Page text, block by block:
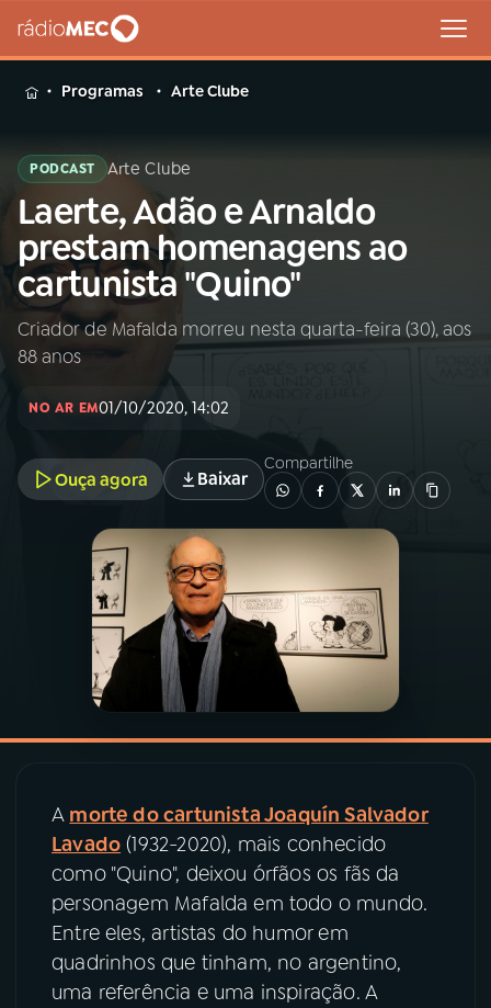
MENU
Buscar
na
Rádio
MEC
Buscar
Início AO VIVO
INÍCIO
A RÁDIO
PROGRAMAÇÃO
PROGRAMAS
PODCASTS
ÚLTIMAS
08PRÊMIO RÁDIO MEC
ACOMPANHE A RÁDIO MEC
Programas Arte Clube
PODCAST Arte Clube
Laerte, Adão e Arnaldo
prestam homenagens ao
cartunista "Quino"
Criador de Mafalda morreu nesta quarta-feira (30), aos
88 anos
NO AR EM01/10/2020, 14:02
Ouça agora Baixar
Compartilhe
A morte do cartunista Joaquín Salvador
Lavado (1932-2020), mais conhecido
como "Quino", deixou órfãos os fãs da
personagem Mafalda em todo o mundo.
Entre eles, artistas do humor em
quadrinhos que tinham, no argentino,
uma referência e uma inspiração. A